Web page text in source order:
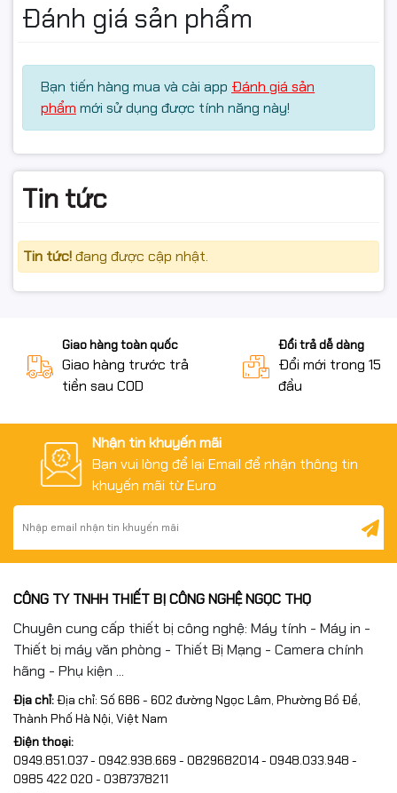
Đánh giá sản phẩm
Bạn tiến hàng mua và cài app Đánh giá sản
phẩm mới sử dụng được tính năng này!
Tin tức
Tin tức!đang được cập nhật.
Giao hàng toàn quốc
Giao hàng trước trả
tiền sau COD
Đổi trả dễ dàng
Đổi mới trong 15
đầu
Nhận tin khuyến mãi
Bạn vui lòng để lại Email để nhận thông tin
khuyến mãi từ Euro
CÔNG TY TNHH THIẾT BỊ CÔNG NGHỆ NGỌC THỌ
Chuyên cung cấp thiết bị công nghệ: Máy tính - Máy in -
Thiết bị máy văn phòng - Thiết Bị Mạng - Camera chính
hãng - Phụ kiện ...
Địa chỉ:Địa chỉ: Số 686 - 602 đường Ngọc Lâm, Phường Bồ Đề,
Thành Phố Hà Nội, Việt Nam
Điện thoại:
0949.851.037 - 0942.938.669 - 0829682014 - 0948.033.948 -
0985 422 020 - 0387378211